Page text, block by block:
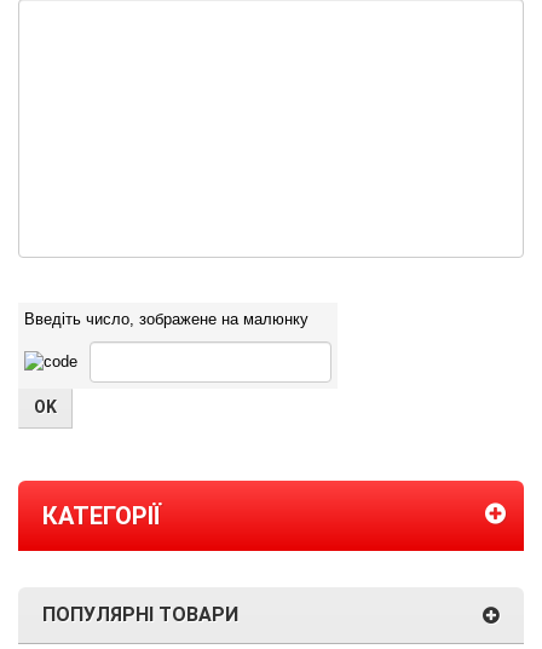
Введіть число, зображене на малюнку
КАТЕГОРІЇ
ПОПУЛЯРНІ ТОВАРИ